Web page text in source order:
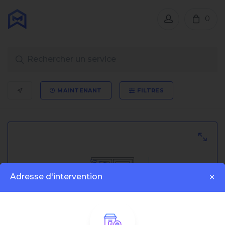
Adresse d'intervention ×
0
MAINTENANT FILTRES